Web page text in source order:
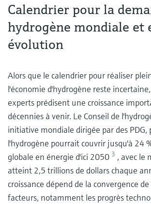
Calendrier pour la
hydrogène mondiale et
évolution
Alors que le calendrier pour réaliser
l'économie d'hydrogène reste
experts prédisent une croissance
décennies à venir. Le Conseil de
initiative mondiale dirigée par des PDG,
l'hydrogène pourrait couvrir jusqu'à 24
globale en énergie d'ici 2050 3 , avec le
atteint 2,5 trillions de dollars chaque
croissance dépend de la convergence
facteurs, notamment les progrès